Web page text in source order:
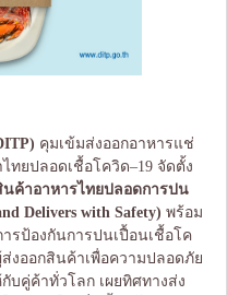
คุมเข้มส่งออกอาหารแช่
ทยปลอดเชื้อโควิด–19 จัดตั้ง
ค้าอาหารไทยปลอดการปน
Delivers with Safety) พร้อม
รป้องกันการปนเปื้อนเชื้อโค
งออกสินค้าเพื่อความปลอดภัย
บคู่ค้าทั่วโลก เผยทิศทางส่ง